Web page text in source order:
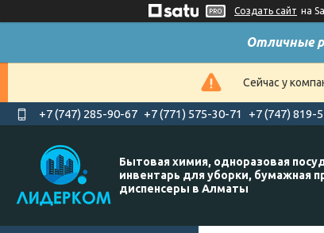
Создать сайт на
Отличные
Сейчас у
+7 (747) 285-90-67 +7 (771) 575-30-71 +7 (747) 819-
Бытовая химия, одноразовая
инвентарь для уборки, бумажная
диспенсеры в Алматы